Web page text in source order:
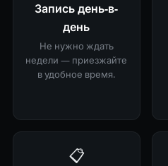
Запись день-в-
день
Не нужно ждать
недели — приезжайте
в удобное время.
📋